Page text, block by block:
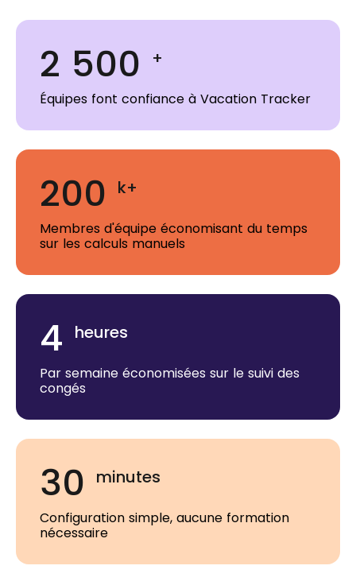
2 500 +
Équipes font confiance à Vacation Tracker
200 k+
Membres d'équipe économisant du temps
sur les calculs manuels
4 heures
Par semaine économisées sur le suivi des
congés
30 minutes
Configuration simple, aucune formation
nécessaire